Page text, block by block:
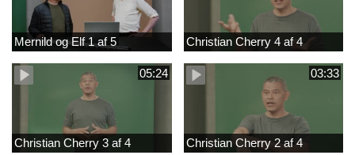
Mernild og Elf 1 af 5 Christian Cherry 4 af 4
05:24
Christian Cherry 3 af 4
03:33
Christian Cherry 2 af 4